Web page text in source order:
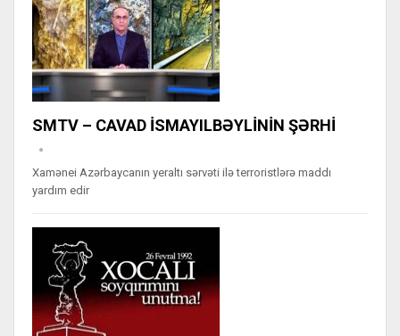
SMTV – CAVAD İSMAYILBƏYLİNİN ŞƏRHİ
Xamənei Azərbaycanın yeraltı sərvəti ilə terroristlərə maddı
yardım edir